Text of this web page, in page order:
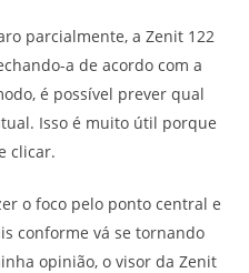
parcialmente, a Zenit 122
a de acordo com a
é possível prever qual
Isso é muito útil porque
clicar.
o foco pelo ponto central e
conforme vá se tornando
opinião, o visor da Zenit